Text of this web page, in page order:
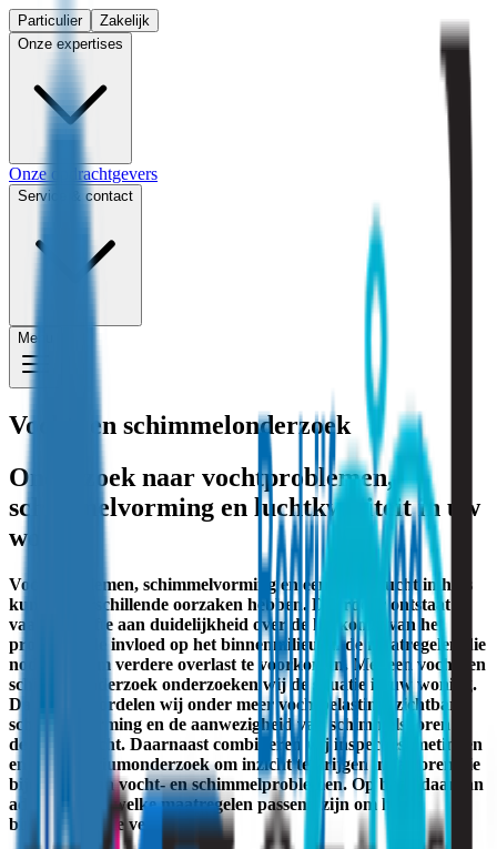
Particulier
Zakelijk
Onze expertises
Onze opdrachtgevers
Service & contact
Menu
Vocht- en schimmelonderzoek
Onderzoek naar vochtproblemen,
schimmelvorming en luchtkwaliteit in uw
woning
Vochtproblemen, schimmelvorming en een muffe lucht in huis
kunnen verschillende oorzaken hebben. Daardoor ontstaat
vaak behoefte aan duidelijkheid over de herkomst van het
probleem, de invloed op het binnenmilieu en de maatregelen die
nodig zijn om verdere overlast te voorkomen. Met een vocht- en
schimmelonderzoek onderzoeken wij de situatie in uw woning.
Daarbij beoordelen wij onder meer vochtbelasting, zichtbare
schimmelvorming en de aanwezigheid van schimmelsporen in
de binnenlucht. Daarnaast combineren wij inspecties, metingen
en laboratoriumonderzoek om inzicht te krijgen in factoren die
bijdragen aan vocht- en schimmelproblemen. Op basis daarvan
adviseren wij welke maatregelen passend zijn om het
binnenmilieu te verbeteren.